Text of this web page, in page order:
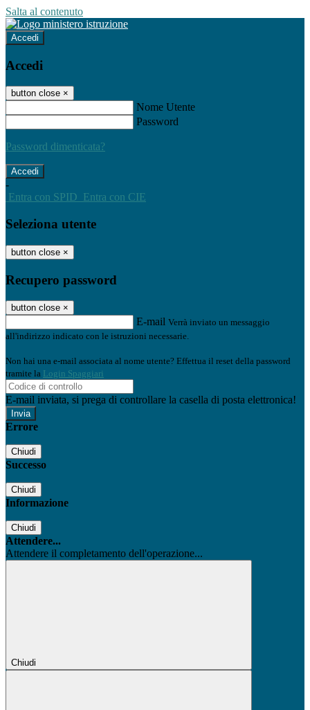
Salta al contenuto
Accedi
Accedi
button close ×
Nome Utente
Password
Password dimenticata?
-
Entra con SPID Entra con CIE
Seleziona utente
button close ×
Recupero password
button close ×
E-mail Verrà inviato un messaggio
all'indirizzo indicato con le istruzioni necessarie.
Non hai una e-mail associata al nome utente? Effettua il reset della password
tramite la Login Spaggiari
E-mail inviata, si prega di controllare la casella di posta elettronica!
Errore
Chiudi
Successo
Chiudi
Informazione
Chiudi
Attendere...
Attendere il completamento dell'operazione...
Chiudi